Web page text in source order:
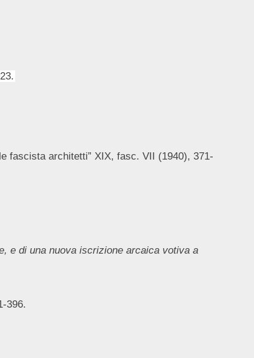
fascista architetti” XIX, fasc. VII (1940), 371-
e di una nuova iscrizione arcaica votiva a
396.